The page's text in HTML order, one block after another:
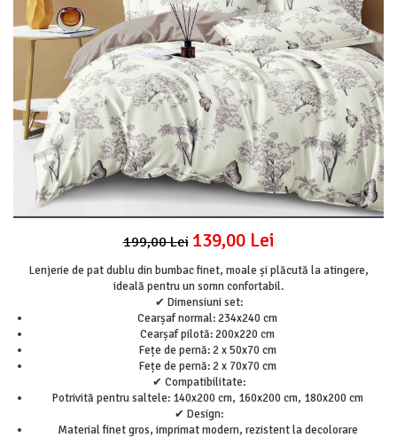
Lenjerii Pat Imprimeu 5D cu Elastic
Cearceaf cu Elastic pat 1 Persoana
Cearceaf cu Elastic pat 2 Persoane
Lenjerii Pat Inimi Brodate
Lenjerii Pat, Bumbac-Finet Premium, 1
Persoana
Lenjerii Pat, Bumbac-Finet Premium, 2
Persoane
Cearceaf cu Elastic
199,00 Lei 139,00 Lei
Lenjerie de pat dublu din bumbac finet, moale și plăcută la atingere,
ideală pentru un somn confortabil.
✔ Dimensiuni set:
Cearșaf normal: 234x240 cm
Cearșaf pilotă: 200x220 cm
Fețe de pernă: 2 x 50x70 cm
Fețe de pernă: 2 x 70x70 cm
✔ Compatibilitate:
Potrivită pentru saltele: 140x200 cm, 160x200 cm, 180x200 cm
✔ Design:
Material finet gros, imprimat modern, rezistent la decolorare